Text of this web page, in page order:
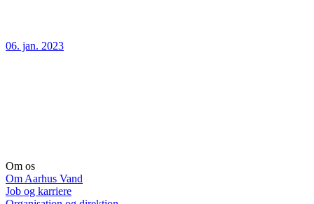
06. jan. 2023
Om os
Om Aarhus Vand
Job og karriere